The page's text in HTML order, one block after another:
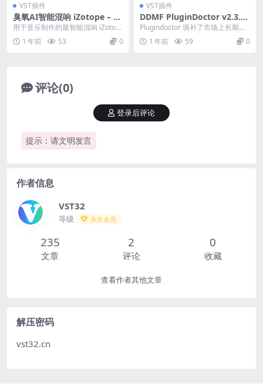
VST插件
臭氧AI智能混响 iZotope – N
eoverb v1.4.0.443
用于音乐制作的最智能混响 iZotop
e Neoverb 来自 Ozone 和 ...
1 年前 53 0
VST插件
DDMF PluginDoctor v2.3.8
Incl. Loader-MOCHA
Plugindoctor 填补了市场上长期存
在的空白：用于 VST 和 AU 插...
1 年前 59 0
评论(0)
提示：请文明发言
登录后评论
作者信息
VST32
等级 永久会员
235
文章
2
评论
0
收藏
查看作者其他文章
解压密码
vst32.cn